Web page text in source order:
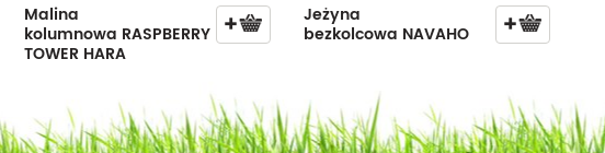
Malina
kolumnowa RASPBERRY
TOWER HARA
Jeżyna
bezkolcowa NAVAHO